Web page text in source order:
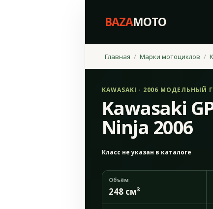
BAZAMOTO
Главная Марки мотоциклов
KAWASAKI · 2006 МОДЕЛЬНЫЙ
Kawasaki
Ninja 2006
Класс не указан в каталоге
Объём
248 см³